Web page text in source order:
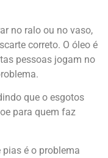
no ralo ou no vaso,
correto. O óleo é
pessoas jogam no
que o esgotos
para quem faz
é o problema